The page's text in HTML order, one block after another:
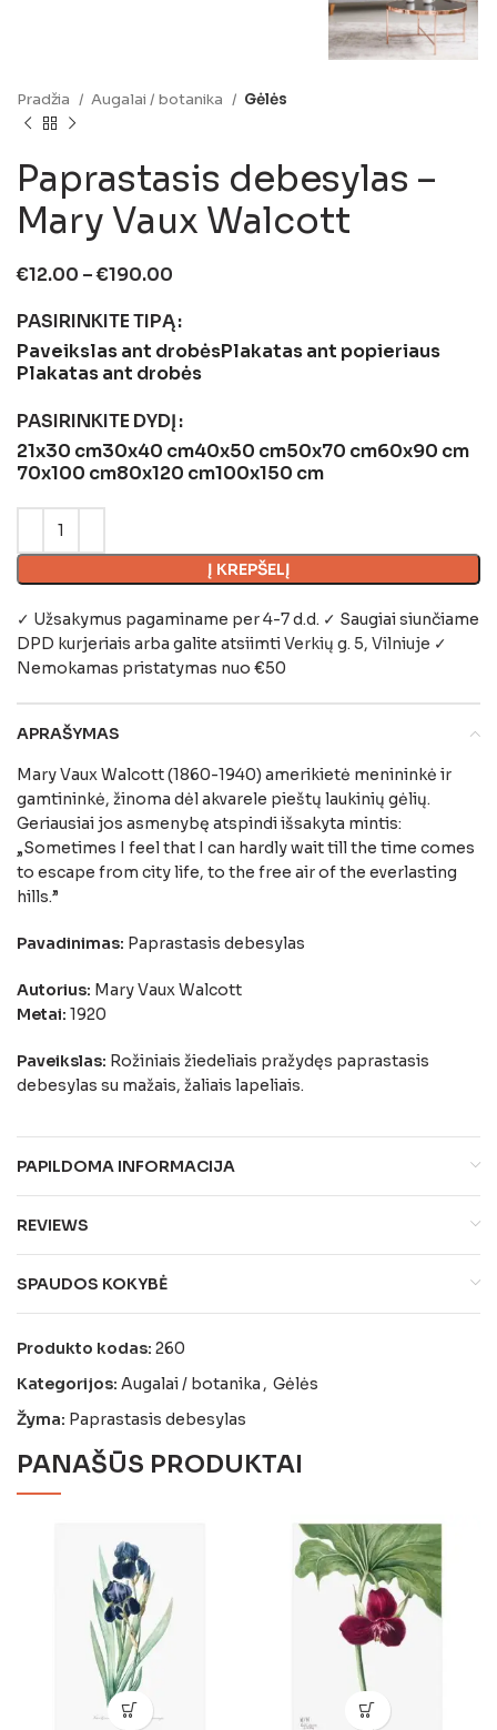
Pradžia Augalai / botanika Gėlės
Paprastasis debesylas –
Mary Vaux Walcott
€12.00 –€190.00
PASIRINKITE TIPĄ
Paveikslas ant drobėsPlakatas ant popieriaus
Plakatas ant drobės
PASIRINKITE DYDĮ
21x30 cm30x40 cm40x50 cm50x70 cm60x90 cm
70x100 cm80x120 cm100x150 cm
Į KREPŠELĮ
✓ Užsakymus pagaminame per 4-7 d.d. ✓ Saugiai siunčiame
DPD kurjeriais arba galite atsiimtiVerkių g. 5, Vilniuje ✓
Nemokamas pristatymas nuo €50
APRAŠYMAS
Mary Vaux Walcott (1860-1940) amerikietė menininkė ir
gamtininkė, žinoma dėl akvarele pieštų laukinių gėlių.
Geriausiai jos asmenybę atspindi išsakyta mintis:
„Sometimes I feel that I can hardly wait till the time comes
to escape from city life, to the free air of the everlasting
hills.”
Pavadinimas: Paprastasis debesylas
Autorius: Mary Vaux Walcott
Metai: 1920
Paveikslas: Rožiniais žiedeliais pražydęs paprastasis
debesylas su mažais, žaliais lapeliais.
PAPILDOMA INFORMACIJA
REVIEWS
SPAUDOS KOKYBĖ
Produkto kodas: 260
Kategorijos: Augalai / botanika , Gėlės
Žyma: Paprastasis debesylas
PANAŠŪS PRODUKTAI